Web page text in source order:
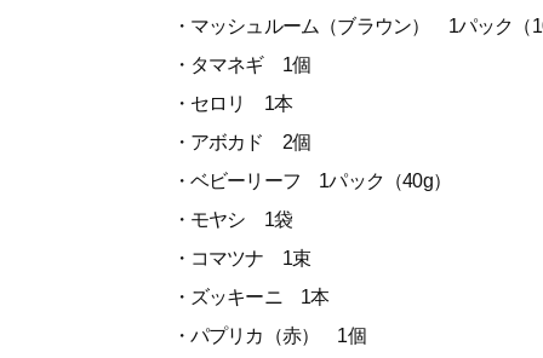
・マッシュルーム（ブラウン） 1パック（
・タマネギ 1個
・セロリ 1本
・アボカド 2個
・ベビーリーフ 1パック（40g）
・モヤシ 1袋
・コマツナ 1束
・ズッキーニ 1本
・パプリカ（赤） 1個